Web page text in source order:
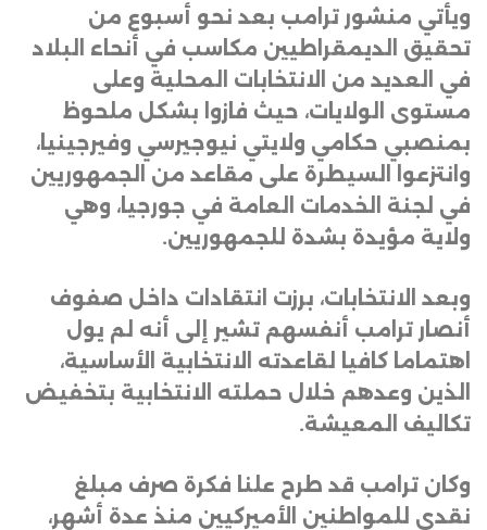
ويأتي منشور ترامب بعد نحو أسبوع من
تحقيق الديمقراطيين مكاسب في أنحاء البلاد
في العديد من الانتخابات المحلية وعلى
مستوى الولايات، حيث فازوا بشكل ملحوظ
بمنصبي حكامي ولايتي نيوجيرسي وفيرجينيا،
وانتزعوا السيطرة على مقاعد من الجمهوريين
في لجنة الخدمات العامة في جورجيا، وهي
ولاية مؤيدة بشدة للجمهوريين.
وبعد الانتخابات، برزت انتقادات داخل صفوف
أنصار ترامب أنفسهم تشير إلى أنه لم يول
اهتماما كافيا لقاعدته الانتخابية الأساسية،
الذين وعدهم خلال حملته الانتخابية بتخفيض
تكاليف المعيشة.
وكان ترامب قد طرح علنا فكرة صرف مبلغ
نقدي للمواطنين الأميركيين منذ عدة أشهر،